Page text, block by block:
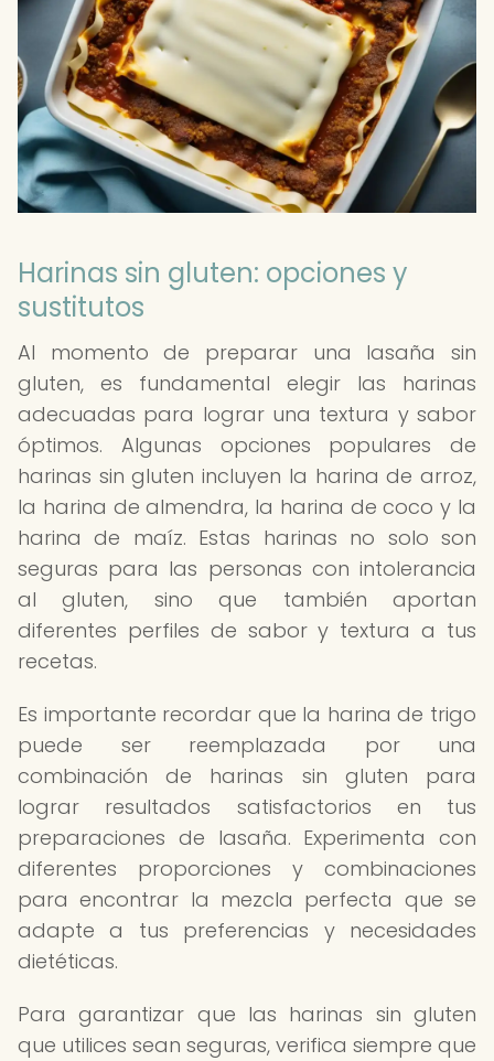
Harinas sin gluten: opciones y
sustitutos
Al momento de preparar una lasaña sin
gluten, es fundamental elegir las harinas
adecuadas para lograr una textura y sabor
óptimos. Algunas opciones populares de
harinas sin gluten incluyen la harina de arroz,
la harina de almendra, la harina de coco y la
harina de maíz. Estas harinas no solo son
seguras para las personas con intolerancia
al gluten, sino que también aportan
diferentes perfiles de sabor y textura a tus
recetas.
Es importante recordar que la harina de trigo
puede ser reemplazada por una
combinación de harinas sin gluten para
lograr resultados satisfactorios en tus
preparaciones de lasaña. Experimenta con
diferentes proporciones y combinaciones
para encontrar la mezcla perfecta que se
adapte a tus preferencias y necesidades
dietéticas.
Para garantizar que las harinas sin gluten
que utilices sean seguras, verifica siempre que